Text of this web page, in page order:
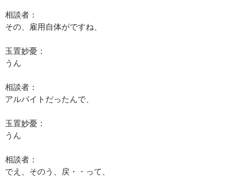
相談者：
その、雇用自体がですね、
玉置妙憂：
うん
相談者：
アルバイトだったんで、
玉置妙憂：
うん
相談者：
でえ、そのう、戻・・って、